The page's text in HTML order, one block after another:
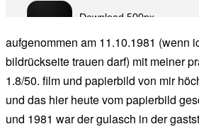
aufgenommen am 11.10.1981 (wenn
bildrückseite trauen darf) mit meiner
1.8/50. film und papierbild von mir
und das hier heute vom papierbild
und 1981 war der gulasch in der